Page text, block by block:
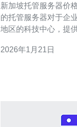
新加坡托管服务器价格解析 在当今数字化时
的托管服务器对于企
地区的科技中心，提
到最适合您的解决方案。 以下是本文的三个精华要
2026年1月21日